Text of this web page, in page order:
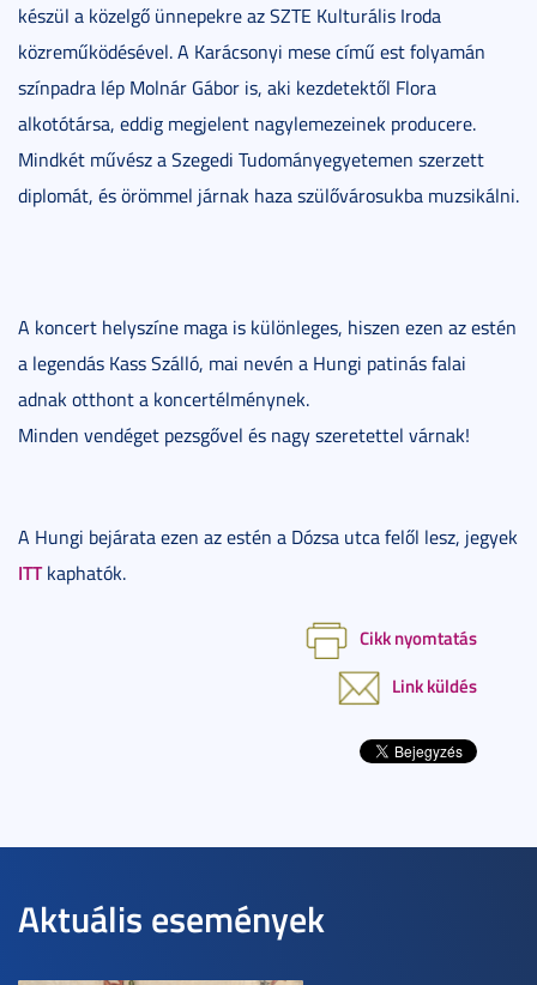
készül a közelgő ünnepekre az SZTE Kulturális Iroda
közreműködésével. A Karácsonyi mese című est folyamán
színpadra lép Molnár Gábor is, aki kezdetektől Flora
alkotótársa, eddig megjelent nagylemezeinek producere.
Mindkét művész a Szegedi Tudományegyetemen szerzett
diplomát, és örömmel járnak haza szülővárosukba muzsikálni.
A koncert helyszíne maga is különleges, hiszen ezen az estén
a legendás Kass Szálló, mai nevén a Hungi patinás falai
adnak otthont a koncertélménynek.
Minden vendéget pezsgővel és nagy szeretettel várnak!
A Hungi bejárata ezen az estén a Dózsa utca felől lesz, jegyek
ITTkaphatók.
Cikk nyomtatás
Link küldés
Aktuális események